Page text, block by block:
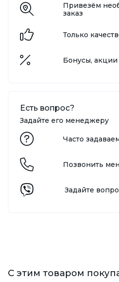
Привезём
заказ
Только
Бонусы,
Есть вопрос?
Задайте его менеджеру
Часто
Позвонить
Задайте
С этим товаром